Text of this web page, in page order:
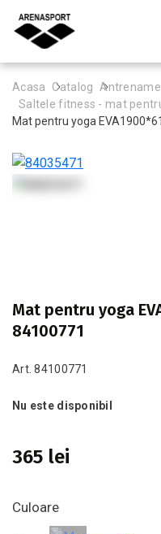
Acasa Catalog
Saltele fitness - mat
Mat pentru yoga
Mat pentru yoga
84100771
Art. 84100771
Nu este disponibil
365 lei
Culoare